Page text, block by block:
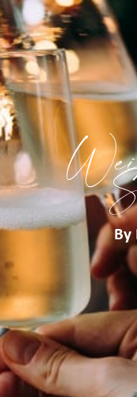
By